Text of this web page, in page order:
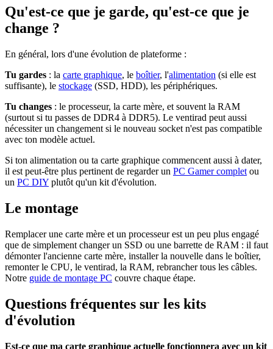
Qu'est-ce que je garde, qu'est-ce que je
change ?
En général, lors d'une évolution de plateforme :
Tu gardes : la carte graphique, le boîtier, l'alimentation (si elle est
suffisante), le stockage (SSD, HDD), les périphériques.
Tu changes : le processeur, la carte mère, et souvent la RAM
(surtout si tu passes de DDR4 à DDR5). Le ventirad peut aussi
nécessiter un changement si le nouveau socket n'est pas compatible
avec ton modèle actuel.
Si ton alimentation ou ta carte graphique commencent aussi à dater,
il est peut-être plus pertinent de regarder un PC Gamer complet ou
un PC DIY plutôt qu'un kit d'évolution.
Le montage
Remplacer une carte mère et un processeur est un peu plus engagé
que de simplement changer un SSD ou une barrette de RAM : il faut
démonter l'ancienne carte mère, installer la nouvelle dans le boîtier,
remonter le CPU, le ventirad, la RAM, rebrancher tous les câbles.
Notre guide de montage PC couvre chaque étape.
Questions fréquentes sur les kits
d'évolution
Est-ce que ma carte graphique actuelle fonctionnera avec un kit